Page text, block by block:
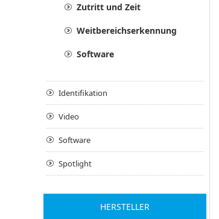
Zutritt und Zeit
Weitbereichserkennung
Software
Identifikation
Video
Software
Spotlight
HERSTELLER